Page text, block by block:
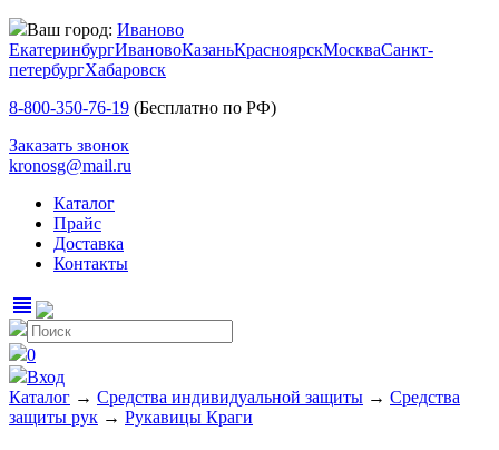
Ваш город: Иваново
ЕкатеринбургИвановоКазаньКрасноярскМоскваСанкт-
петербургХабаровск
8-800-350-76-19 (Бесплатно по РФ)
Заказать звонок
kronosg@mail.ru
Каталог
Прайс
Доставка
Контакты
view_headline
0
Вход
Каталог → Средства индивидуальной защиты → Средства
защиты рук → Рукавицы Краги